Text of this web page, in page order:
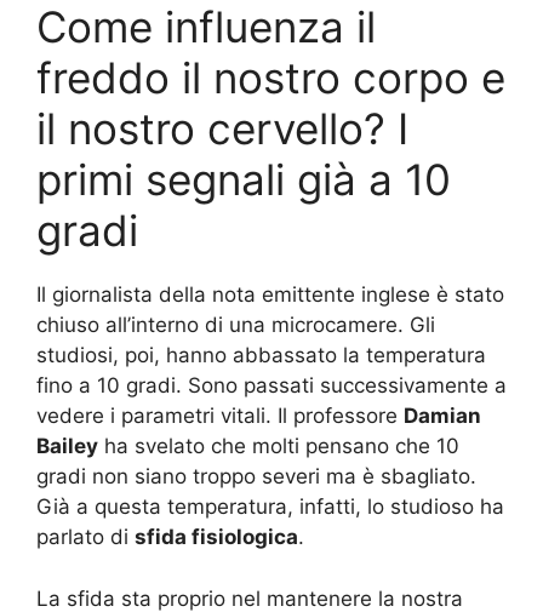
Come influenza il
freddo il nostro corpo e
il nostro cervello? I
primi segnali già a 10
gradi
Il giornalista della nota emittente inglese è stato
chiuso all’interno di una microcamere. Gli
studiosi, poi, hanno abbassato la temperatura
fino a 10 gradi. Sono passati successivamente a
vedere i parametri vitali. Il professore Damian
Bailey ha svelato che molti pensano che 10
gradi non siano troppo severi ma è sbagliato.
Già a questa temperatura, infatti, lo studioso ha
parlato di sfida fisiologica.
La sfida sta proprio nel mantenere la nostra